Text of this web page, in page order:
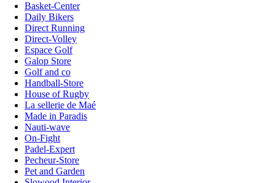
Basket-Center
Daily Bikers
Direct Running
Direct-Volley
Espace Golf
Galop Store
Golf and co
Handball-Store
House of Rugby
La sellerie de Maé
Made in Paradis
Nauti-wave
On-Fight
Padel-Expert
Pecheur-Store
Pet and Garden